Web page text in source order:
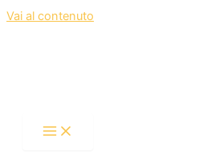
Vai al contenuto